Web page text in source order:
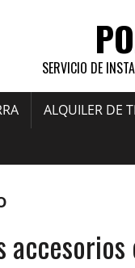
SERVICIO DE
ALQUILER DE